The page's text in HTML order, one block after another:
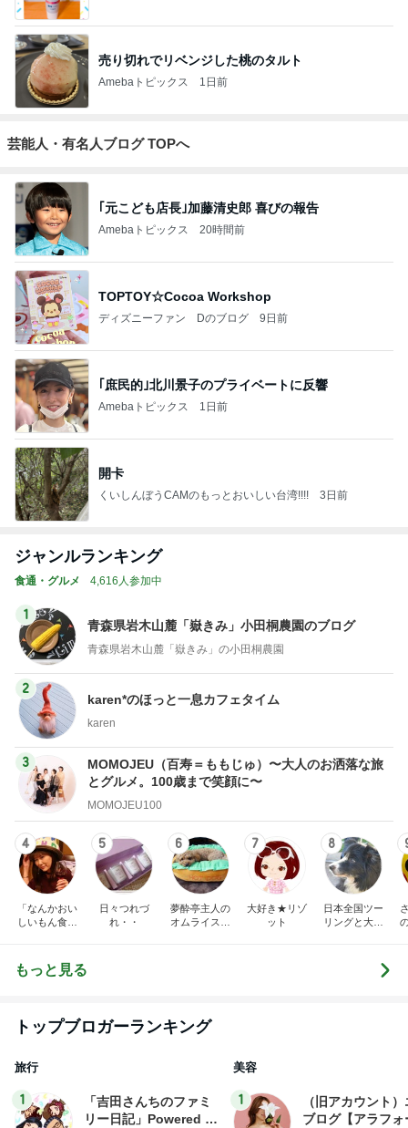
売り切れでリベンジした桃のタルト
Amebaトピックス 1日前
芸能人・有名人ブログ TOPへ
｢元こども店長｣加藤清史郎 喜びの報告
Amebaトピックス 20時間前
TOPTOY☆Cocoa Workshop
ディズニーファン Dのブログ 9日前
｢庶民的｣北川景子のプライベートに反響
Amebaトピックス 1日前
開卡
くいしんぼうCAMのもっとおいしい台湾!!!! 3日前
ジャンルランキング
食通・グルメ 4,616人参加中
1
青森県岩木山麓「嶽きみ」小田桐農園のブログ
青森県岩木山麓「嶽きみ」の小田桐農園
2
karen*のほっと一息カフェタイム
karen
3
MOMOJEU（百寿＝ももじゅ）〜大人のお洒落な旅
とグルメ。100歳まで笑顔に〜
MOMOJEU100
4
「なんかおい
しいもん食べ
帳
5
日々つれづ
れ・・
6
夢酔亭主人の
オムライス食
7
大好き★リゾ
ット
8
日本全国ツー
リングと大阪
もっと見る
トップブロガーランキング
旅行
1
「吉田さんちのファミ
リー日記」Powered b
美容
1
（旧アカウント
ブログ【アラフォ